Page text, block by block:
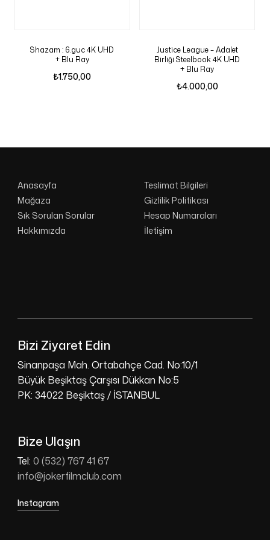
Shazam : 6.guc 4K UHD
+ Blu Ray
₺1.750,00
Justice League – Adalet
Birliği Steelbook 4K UHD
+ Blu Ray
₺4.000,00
Bizi Ziyaret Edin
Sinanpaşa Mah. Ortabahçe Cad. No:10/1
Büyük Beşiktaş Çarşısı Dükkan No:5
PK: 34022 Beşiktaş / İSTANBUL
Bize Ulaşın
Tel: 0 (532) 767 41 67
info@jokerfilmclub.com
Instagram
Anasayfa
Mağaza
Sık Sorulan Sorular
Hakkımızda
Teslimat Bilgileri
Gizlilik Politikası
Hesap Numaraları
İletişim